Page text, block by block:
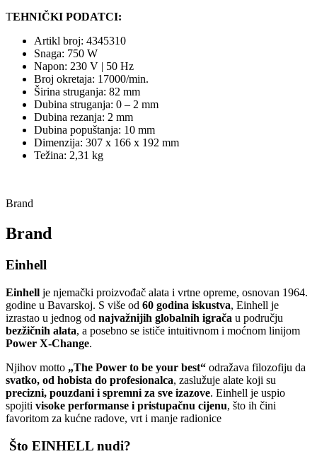
TEHNIČKI PODATCI:
Artikl broj: 4345310
Snaga: 750 W
Napon: 230 V | 50 Hz
Broj okretaja: 17000/min.
Širina struganja: 82 mm
Dubina struganja: 0 – 2 mm
Dubina rezanja: 2 mm
Dubina popuštanja: 10 mm
Dimenzija: 307 x 166 x 192 mm
Težina: 2,31 kg
Brand
Brand
Einhell
Einhell je njemački proizvođač alata i vrtne opreme, osnovan 1964.
godine u Bavarskoj. S više od 60 godina iskustva, Einhell je
izrastao u jednog od najvažnijih globalnih igrača u području
bezžičnih alata, a posebno se ističe intuitivnom i moćnom linijom
Power X‑Change.
Njihov motto „The Power to be your best“ odražava filozofiju da
svatko, od hobista do profesionalca, zaslužuje alate koji su
precizni, pouzdani i spremni za sve izazove. Einhell je uspio
spojiti visoke performanse i pristupačnu cijenu, što ih čini
favoritom za kućne radove, vrt i manje radionice
Što EINHELL nudi?